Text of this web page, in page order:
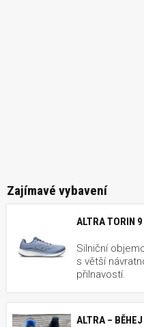
Zajímavé vybavení
ALTRA TORIN 9
Silniční
s větší
přilnavostí.
ALTRA –